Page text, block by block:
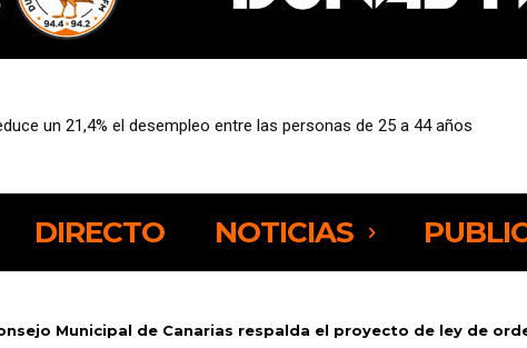
un 21,4% el desempleo entre las personas de 25 a 44 años
DIRECTO NOTICIAS
Municipal de Canarias respalda el proyecto de ley de